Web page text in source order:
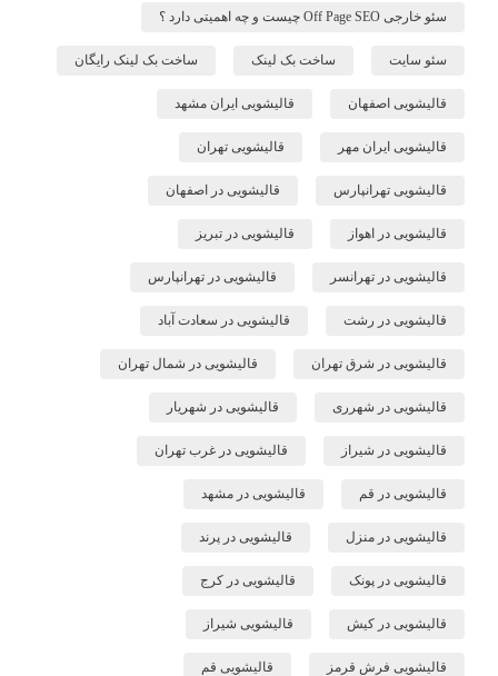
سئو خارجی Off Page SEO چیست و چه اهمیتی دارد ؟
سئو سایت ساخت بک لینک ساخت بک لینک رایگان
قالیشویی اصفهان قالیشویی ایران مشهد
قالیشویی ایران مهر قالیشویی تهران
قالیشویی تهرانپارس قالیشویی در اصفهان
قالیشویی در اهواز قالیشویی در تبریز
قالیشویی در تهرانسر قالیشویی در تهرانپارس
قالیشویی در رشت قالیشویی در سعادت آباد
قالیشویی در شرق تهران قالیشویی در شمال تهران
قالیشویی در شهرری قالیشویی در شهریار
قالیشویی در شیراز قالیشویی در غرب تهران
قالیشویی در قم قالیشویی در مشهد
قالیشویی در منزل قالیشویی در پرند
قالیشویی در پونک قالیشویی در کرج
قالیشویی در کیش قالیشویی شیراز
قالیشویی فرش قرمز قالیشویی قم